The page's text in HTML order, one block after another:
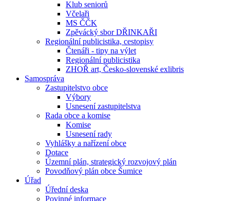
Klub seniorů
Včelaři
MS ČČK
Zpěvácký sbor DŘINKAŘI
Regionální publicistika, cestopisy
Čtenáři - tipy na výlet
Regionální publicistika
ZHOŘ art, Česko-slovenské exlibris
Samospráva
Zastupitelstvo obce
Výbory
Usnesení zastupitelstva
Rada obce a komise
Komise
Usnesení rady
Vyhlášky a nařízení obce
Dotace
Územní plán, strategický rozvojový plán
Povodňový plán obce Šumice
Úřad
Úřední deska
Povinné informace